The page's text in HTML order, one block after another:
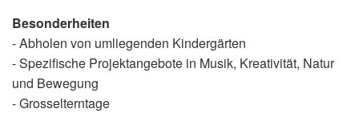
Besonderheiten
- Abholen von umliegenden Kindergärten
- Spezifische Projektangebote in Musik, Kreativität, Natur
und Bewegung
- Grosselterntage